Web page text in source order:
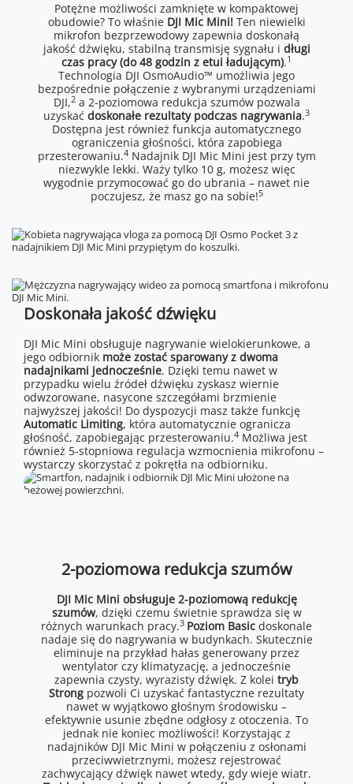
Potężne możliwości zamknięte w kompaktowej
obudowie? To właśnie DJI Mic Mini! Ten niewielki
mikrofon bezprzewodowy zapewnia doskonałą
jakość dźwięku, stabilną transmisję sygnału i długi
czas pracy (do 48 godzin z etui ładującym).1
Technologia DJI OsmoAudio™ umożliwia jego
bezpośrednie połączenie z wybranymi urządzeniami
DJI,2a 2-poziomowa redukcja szumów pozwala
uzyskać doskonałe rezultaty podczas nagrywania.3
Dostępna jest również funkcja automatycznego
ograniczenia głośności, która zapobiega
przesterowaniu.4Nadajnik DJI Mic Mini jest przy tym
niezwykle lekki. Waży tylko 10 g, możesz więc
wygodnie przymocować go do ubrania – nawet nie
poczujesz, że masz go na sobie!5
Doskonała jakość dźwięku
DJI Mic Mini obsługuje nagrywanie wielokierunkowe, a
jego odbiornik może zostać sparowany z dwoma
nadajnikami jednocześnie. Dzięki temu nawet w
przypadku wielu źródeł dźwięku zyskasz wiernie
odwzorowane, nasycone szczegółami brzmienie
najwyższej jakości! Do dyspozycji masz także funkcję
Automatic Limiting, która automatycznie ogranicza
głośność, zapobiegając przesterowaniu.4 Możliwa jest
również 5-stopniowa regulacja wzmocnienia mikrofonu –
wystarczy skorzystać z pokrętła na odbiorniku.
2-poziomowa redukcja szumów
DJI Mic Mini obsługuje 2-poziomową redukcję
szumów, dzięki czemu świetnie sprawdza się w
różnych warunkach pracy.3 Poziom Basic doskonale
nadaje się do nagrywania w budynkach. Skutecznie
eliminuje na przykład hałas generowany przez
wentylator czy klimatyzację, a jednocześnie
zapewnia czysty, wyrazisty dźwięk. Z kolei tryb
Strong pozwoli Ci uzyskać fantastyczne rezultaty
nawet w wyjątkowo głośnym środowisku –
efektywnie usunie zbędne odgłosy z otoczenia. To
jednak nie koniec możliwości! Korzystając z
nadajników DJI Mic Mini w połączeniu z osłonami
przeciwwietrznymi, możesz rejestrować
zachwycający dźwięk nawet wtedy, gdy wieje wiatr.